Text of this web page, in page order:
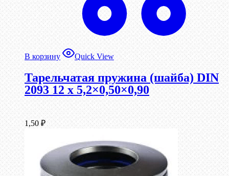
В корзину Quick View
Тарельчатая пружина (шайба) DIN
2093 12 x 5,2×0,50×0,90
1,50 ₽